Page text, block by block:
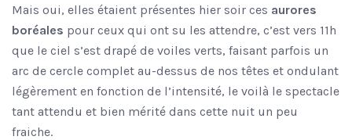
Mais oui, elles étaient présentes hier soir ces aurores
boréales pour ceux qui ont su les attendre, c’est vers 11h
que le ciel s’est drapé de voiles verts, faisant parfois un
arc de cercle complet au-dessus de nos têtes et ondulant
légèrement en fonction de l’intensité, le voilà le spectacle
tant attendu et bien mérité dans cette nuit un peu
fraiche.